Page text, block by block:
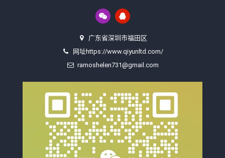
广东省深圳市福田区
网址https://www.qiyunltd.com/
ramoshelen731@gmail.com